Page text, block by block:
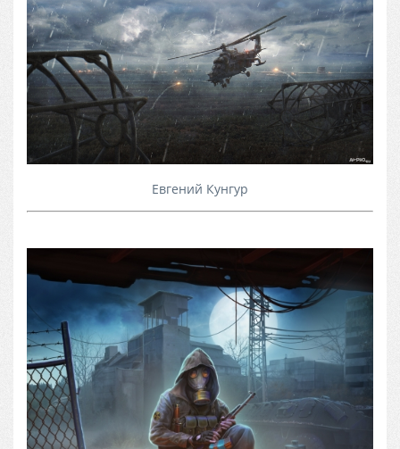
Евгений Кунгур